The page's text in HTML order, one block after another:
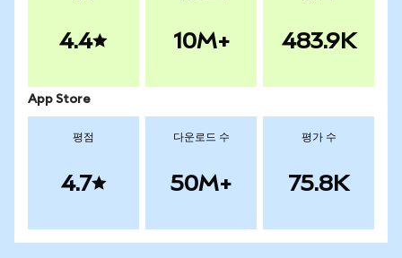
4.4 10M+ 483.9K
App Store
평점
4.7
다운로드 수
50M+
평가 수
75.8K